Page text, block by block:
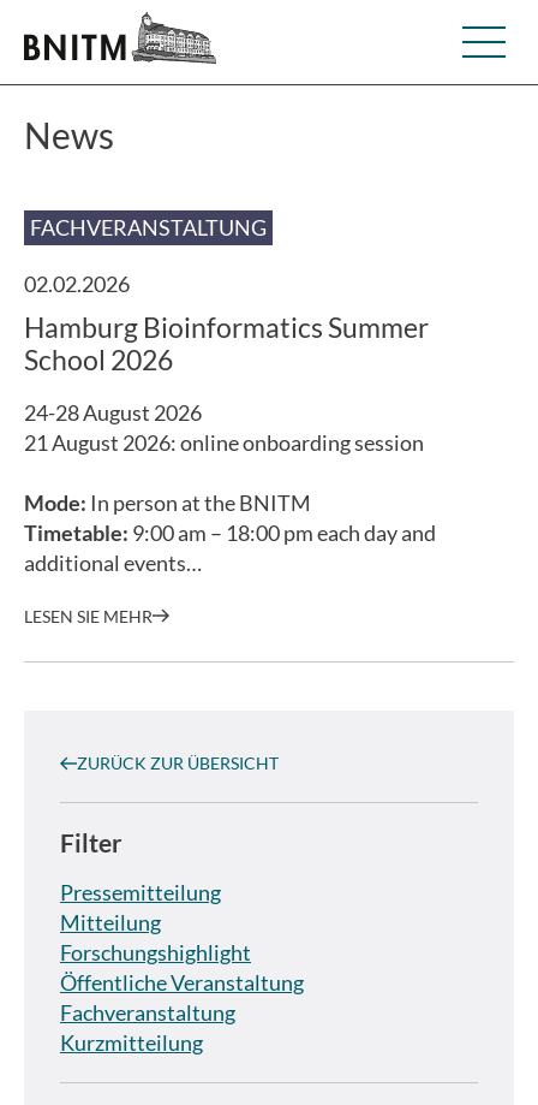
News
FACHVERANSTALTUNG
02.02.2026
Hamburg Bioinformatics Summer
School 2026
24-28 August 2026
21 August 2026: online onboarding session
Mode: In person at the BNITM
Timetable: 9:00 am – 18:00 pm each day and
additional events…
LESEN SIE MEHR
ZURÜCK ZUR ÜBERSICHT
Filter
Pressemitteilung
Mitteilung
Forschungshighlight
Öffentliche Veranstaltung
Fachveranstaltung
Kurzmitteilung